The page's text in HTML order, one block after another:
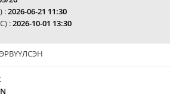
:2026-06-21 11:30
:2026-10-01 13:30